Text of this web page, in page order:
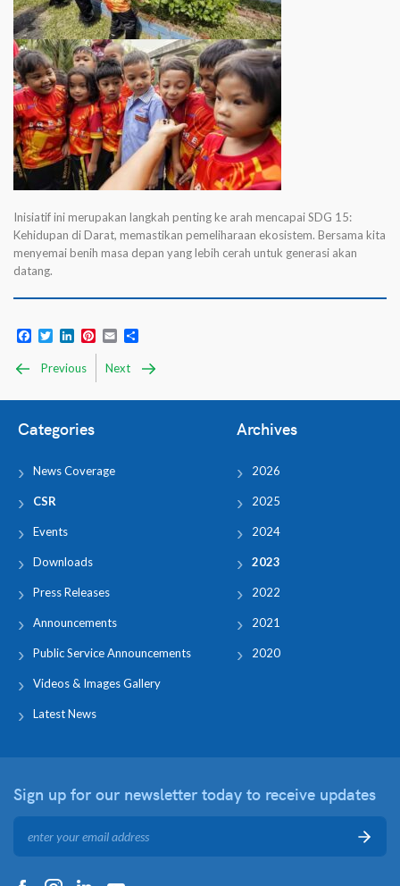
Inisiatif ini merupakan langkah penting ke arah mencapai SDG 15:
Kehidupan di Darat, memastikan pemeliharaan ekosistem. Bersama kita
menyemai benih masa depan yang lebih cerah untuk generasi akan
datang.
Facebook
TwitterLinkedIn
Pinterest
Email
Previous Next
Categories
News Coverage
CSR
Events
Downloads
Press Releases
Announcements
Public Service Announcements
Videos & Images Gallery
Latest News
Archives
2026
2025
2024
2023
2022
2021
2020
Sign up for our newsletter today to receive updates